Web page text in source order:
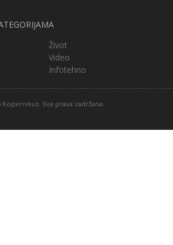
Život
Video
Infotehno
Kopernikus. Sva prava zadržana.